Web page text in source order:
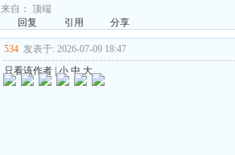
来自： 顶端
回复
引用 分享
534 发表于: 2026-07-09 18:47
只看该作者|小 中 大